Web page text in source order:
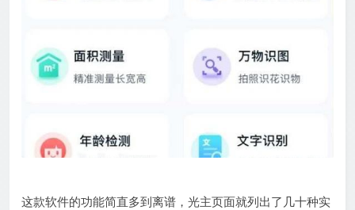
这款软件的功能简直多到离谱，光主页面就列出了几十种实